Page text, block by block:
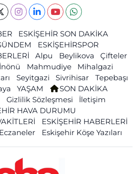
ESKİŞEHİR SON DAKİKA
ESKİŞEHİRSPOR
Alpu Beylikova
Çifteler
İnönü Mahmudiye
Mihalgazi
Seyitgazi Sivrihisar
Tepebaşı
YAŞAM
SON DAKİKA
Gizlilik Sözleşmesi
İletişim
HAVA DURUMU
ESKİŞEHİR HABERLERİ
Eskişehir Köşe Yazıları